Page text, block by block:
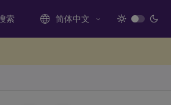
索 简体中文